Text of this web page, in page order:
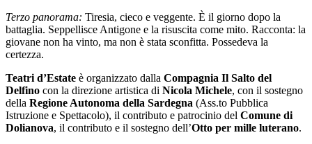
Terzo panorama: Tiresia, cieco e veggente. È il giorno dopo la
battaglia. Seppellisce Antigone e la risuscita come mito. Racconta: la
giovane non ha vinto, ma non è stata sconfitta. Possedeva la
certezza.
Teatri d’Estate è organizzato dalla Compagnia Il Salto del
Delfino con la direzione artistica di Nicola Michele, con il sostegno
della Regione Autonoma della Sardegna (Ass.to Pubblica
Istruzione e Spettacolo), il contributo e patrocinio del Comune di
Dolianova, il contributo e il sostegno dell’Otto per mille luterano.